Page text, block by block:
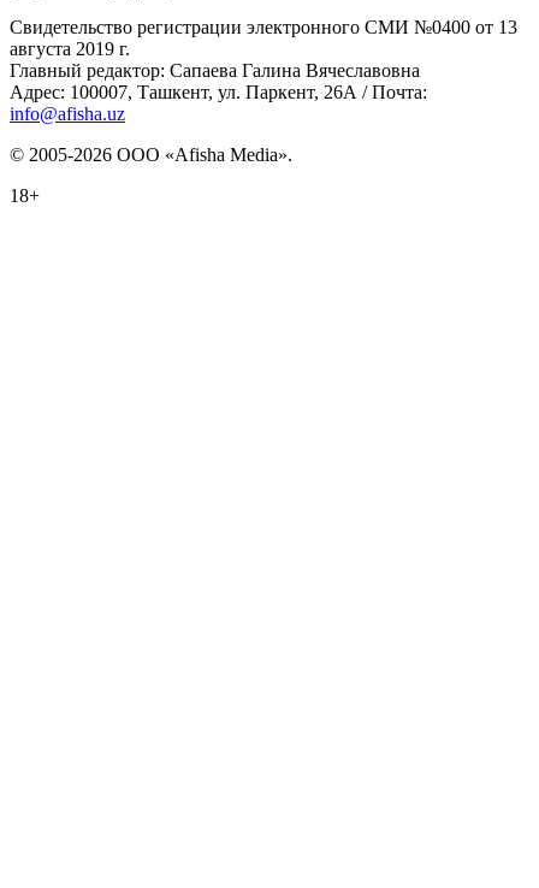
Свидетельство регистрации электронного СМИ №0400 от 13
августа 2019 г.
Главный редактор: Сапаева Галина Вячеславовна
Адрес: 100007, Ташкент, ул. Паркент, 26А / Почта:
info@afisha.uz
© 2005-2026 ООО «Afisha Media».
18+